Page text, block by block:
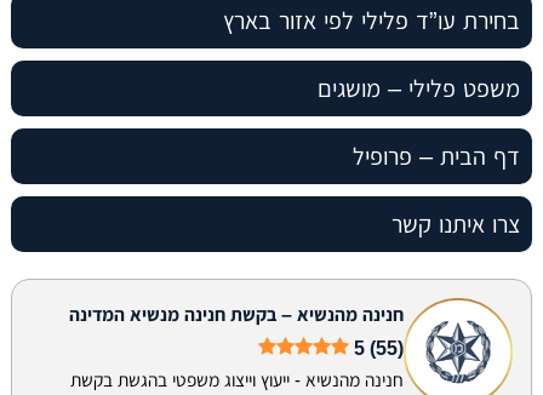
בחירת עו”ד פלילי לפי אזור בארץ
משפט פלילי – מושגים
דף הבית – פרופיל
צרו איתנו קשר
חנינה מהנשיא – בקשת חנינה מנשיא המדינה
5 (55)
חנינה מהנשיא - ייעוץ וייצוג משפטי בהגשת בקשת